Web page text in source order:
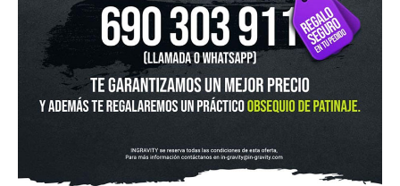
IN-GRAVITY MADRID RETIRO
915 524 553